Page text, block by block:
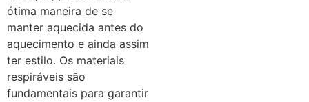
ótima maneira de se
manter aquecida antes do
aquecimento e ainda assim
ter estilo. Os materiais
respiráveis são
fundamentais para garantir